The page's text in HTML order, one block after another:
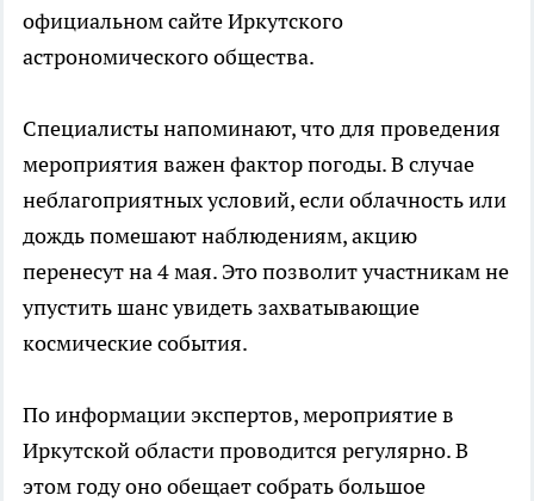
официальном сайте Иркутского
астрономического общества.
Специалисты напоминают, что для проведения
мероприятия важен фактор погоды. В случае
неблагоприятных условий, если облачность или
дождь помешают наблюдениям, акцию
перенесут на 4 мая. Это позволит участникам не
упустить шанс увидеть захватывающие
космические события.
По информации экспертов, мероприятие в
Иркутской области проводится регулярно. В
этом году оно обещает собрать большое